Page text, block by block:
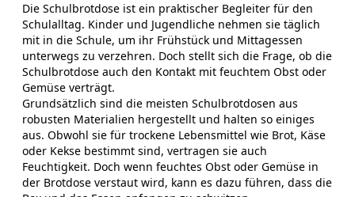
Die Schulbrotdose ist ein praktischer Begleiter für den
Schulalltag. Kinder und Jugendliche nehmen sie täglich
mit in die Schule, um ihr Frühstück und Mittagessen
unterwegs zu verzehren. Doch stellt sich die Frage, ob die
Schulbrotdose auch den Kontakt mit feuchtem Obst oder
Gemüse verträgt.
Grundsätzlich sind die meisten Schulbrotdosen aus
robusten Materialien hergestellt und halten so einiges
aus. Obwohl sie für trockene Lebensmittel wie Brot, Käse
oder Kekse bestimmt sind, vertragen sie auch
Feuchtigkeit. Doch wenn feuchtes Obst oder Gemüse in
der Brotdose verstaut wird, kann es dazu führen, dass die